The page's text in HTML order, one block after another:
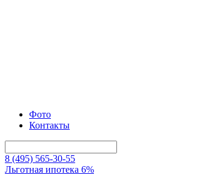
Фото
Контакты
8 (495) 565-30-55
Льготная ипотека 6%